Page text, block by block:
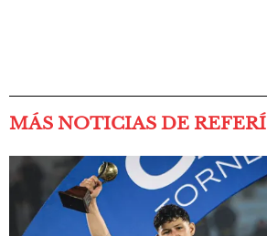
MÁS NOTICIAS DE REFERÍ